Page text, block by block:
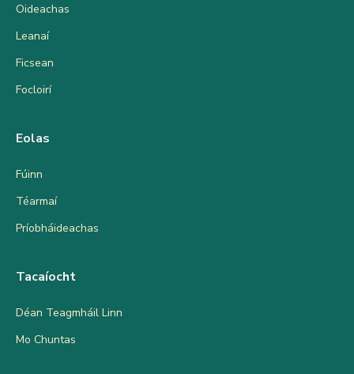
Oideachas
Leanaí
Ficsean
Focloirí
Eolas
Fúinn
Téarmaí
Príobháideachas
Tacaíocht
Déan Teagmháil Linn
Mo Chuntas